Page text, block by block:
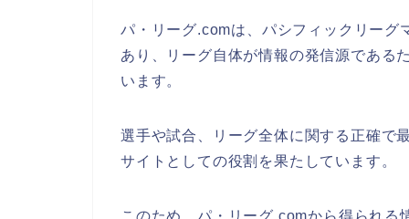
パ・リーグ.comは、パシフィックリーグ
あり、リーグ自体が情報の発信源である
います。
選手や試合、リーグ全体に関する正確で
サイトとしての役割を果たしています。
このため、パ・リーグ.comから得られ